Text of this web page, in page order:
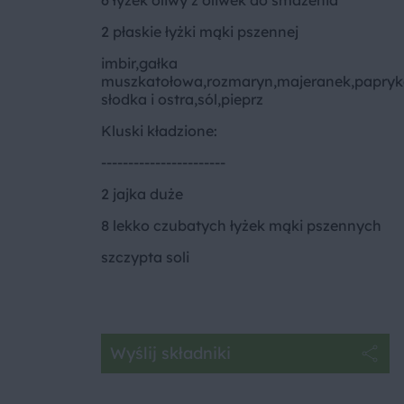
2 płaskie łyżki mąki pszennej
imbir,gałka
słodka i ostra,sól,pieprz
Kluski kładzione:
-----------------------
2 jajka duże
8 lekko czubatych łyżek mąki pszennych
szczypta soli
Wyślij składniki